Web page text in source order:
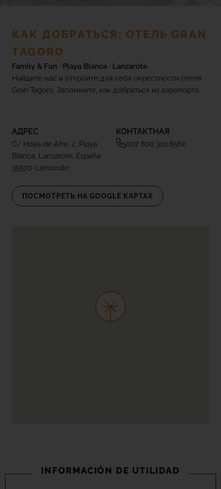
Playa de
las
Americas,
Tenerife
ПРОСМОТР ВСЕХ ОТЕЛЕЙ И
Галерея
Местоположение
КАК ДОБРАТЬСЯ: ОТЕЛЬ GRAN
ТAGORO
Family & Fun · Playa Blanca · Lanzarote
Найдите нас и откройте для себя окрестности отеля
Gran Tagoro. Запомните, как добраться из аэропорта.
АДРЕС
C/ Hoya de Afre, 2, Playa
Blanca, Lanzarote, España
35570-Lanzarote
КОНТАКТНАЯ
007 800 301 8560
ПОСМОТРЕТЬ НА GOOGLE КАРТАХ
INFORMACIÓN DE UTILIDAD